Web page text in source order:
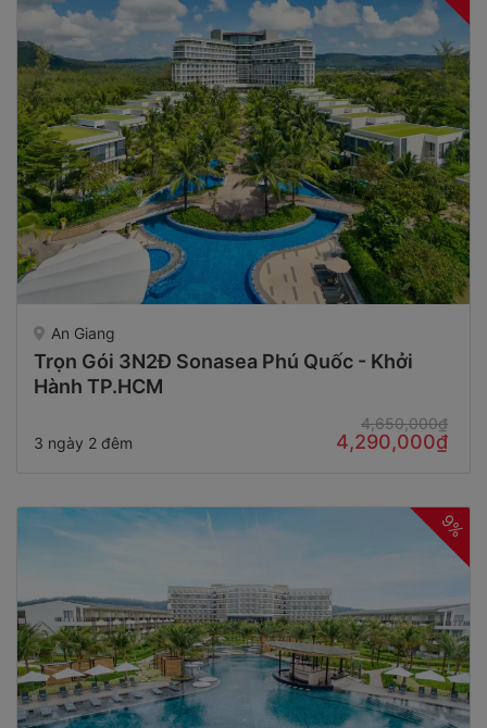
An Giang
Trọn Gói 3N2Đ Sonasea Phú Quốc - Khởi
Hành TP.HCM
3 ngày 2 đêm
4,650,000₫
4,290,000₫
9%